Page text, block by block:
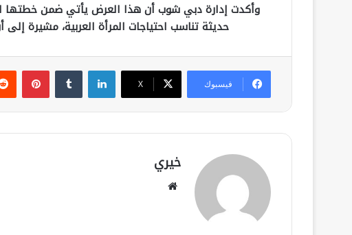
وأكدت إدارة دبي شوب أن هذا العرض يأتي ضمن خطتها
حديثة تناسب احتياجات المرأة العربية، مشيرة
فيسبوك ‫X
لينكدإن
خيري